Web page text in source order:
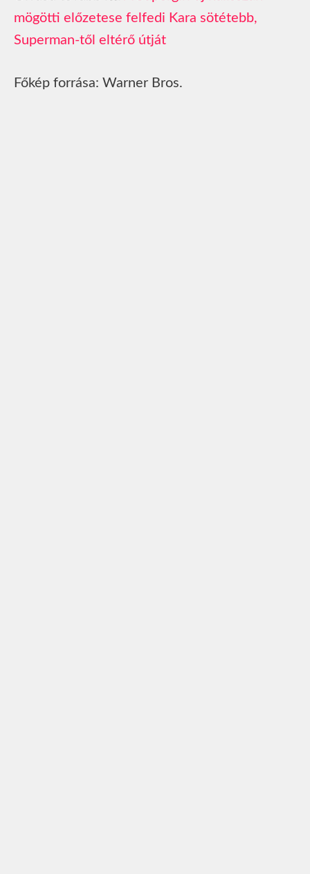
mögötti előzetese felfedi Kara sötétebb,
Superman-től eltérő útját
Főkép forrása: Warner Bros.